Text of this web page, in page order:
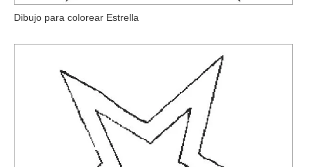
Dibujo para colorear Estrella